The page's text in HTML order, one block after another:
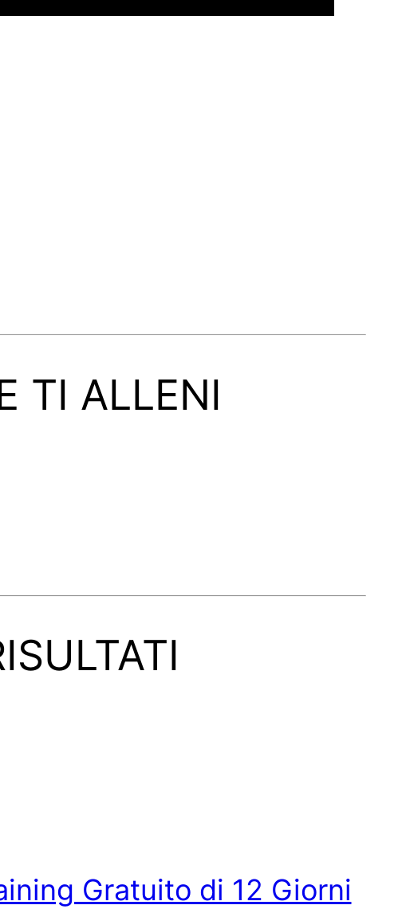
TI ALLENI
Gratuito di 12 Giorni